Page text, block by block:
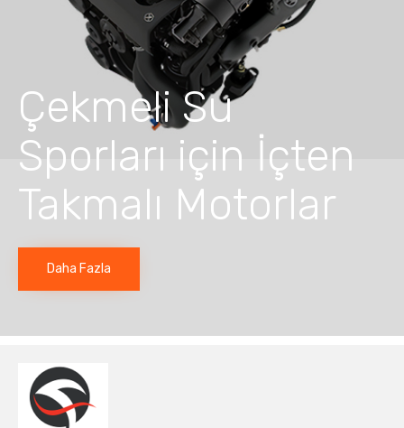
Çekmeli Su
Sporları için İçten
Takmalı Motorlar
Daha Fazla